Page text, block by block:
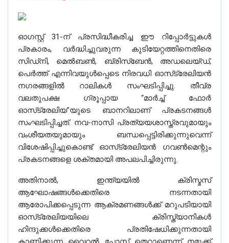
ഓഗസ്റ്റ് 31-ന് പ്രസിദ്ധീകരിച്ച ഈ റിപ്പോർട്ടുകൾ
പ്രകാരം, വർദ്ധിച്ചുവരുന്ന കുടിയേറ്റത്തിനെതിരെ
സിഡ്‌നി, മെൽബൺ, ബ്രിസ്‌ബേൻ, അഡലെയ്ഡ്,
പെർത്ത് എന്നിവയുൾപ്പെടെ നിരവധി ഓസ്‌ട്രേലിയൻ
നഗരങ്ങളിൽ റാലികൾ സംഘടിപ്പിച്ചു. തീവ്ര
വലതുപക്ഷ ഗ്രൂപ്പായ “മാർച്ച് ഫോർ
ഓസ്‌ട്രേലിയ”യുടെ ബാനറിലാണ് പ്രകടനങ്ങൾ
സംഘടിപ്പിച്ചത്. നവ-നാസി പ്രത്യയശാസ്ത്രവുമായും
വംശീയതയുമായും ബന്ധപ്പെട്ടിരിക്കുന്നുവെന്ന്
വിശേഷിപ്പിച്ചുകൊണ്ട് ഓസ്‌ട്രേലിയൻ ഗവൺമെന്റും
പ്രകടനങ്ങളെ ശക്തമായി അപലപിച്ചിരുന്നു.
അതിനാൽ, ഇന്ത്യയിൽ ക്രിസ്മസ്
ആഘോഷങ്ങൾക്കെതിരെ നടന്നതായി
ആരോപിക്കപ്പെടുന്ന ആക്രമണങ്ങൾക്ക് മറുപടിയായി
ഓസ്‌ട്രേലിയയിലെ ക്രിസ്ത്യാനികൾ
ഹിന്ദുക്കൾക്കെതിരെ പ്രതിഷേധിക്കുന്നതായി